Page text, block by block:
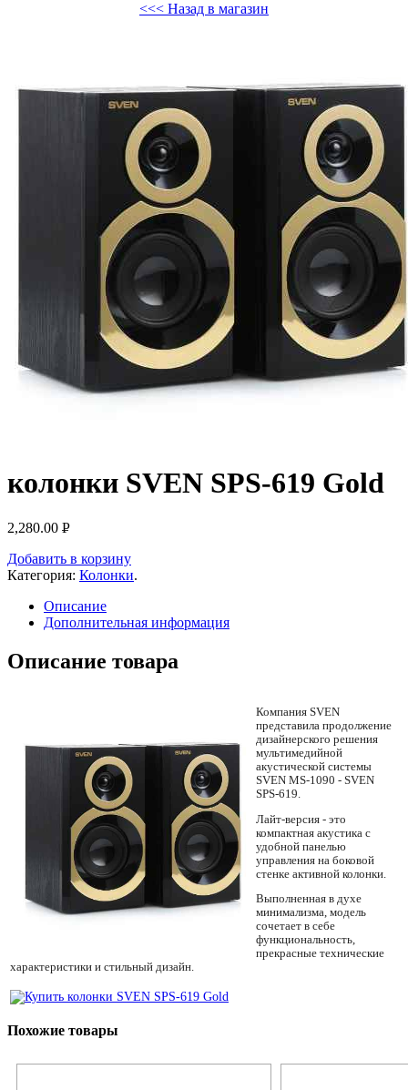
<<< Назад в магазин
колонки SVEN SPS-619 Gold
2,280.00 Р
Добавить в корзину
Категория: Колонки.
Описание
Дополнительная информация
Описание товара
Компания SVEN
представила продолжение
дизайнерского решения
мультимедийной
акустической системы
SVEN MS-1090 - SVEN
SPS-619.
Лайт-версия - это
компактная акустика с
удобной панелью
управления на боковой
стенке активной колонки.
Выполненная в духе
минимализма, модель
сочетает в себе
функциональность,
прекрасные технические
характеристики и стильный дизайн.
Похожие товары